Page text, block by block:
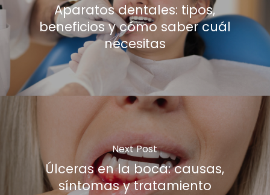
Aparatos dentales: tipos,
beneficios y cómo saber cuál
necesitas
Next Post
Úlceras en la boca: causas,
síntomas y tratamiento